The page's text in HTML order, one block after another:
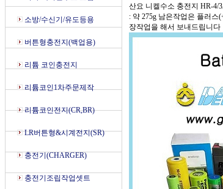
소방/수신기/유도등용
버튼형충전지(백업용)
리튬 코인충전지
리튬코인1차주문제작
리튬코인전지(CR,BR)
LR버튼형&시계전지(SR)
충전기(CHARGER)
충전기조립작업셋트
산요 니켈수소 충전지 HR-4/
: 약 275g 남은작업은 플러
장작업을 해서 보내드립니다